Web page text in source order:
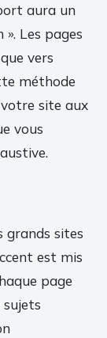
aura un
Les pages
vers
méthode
site aux
vous
grands sites
est mis
page